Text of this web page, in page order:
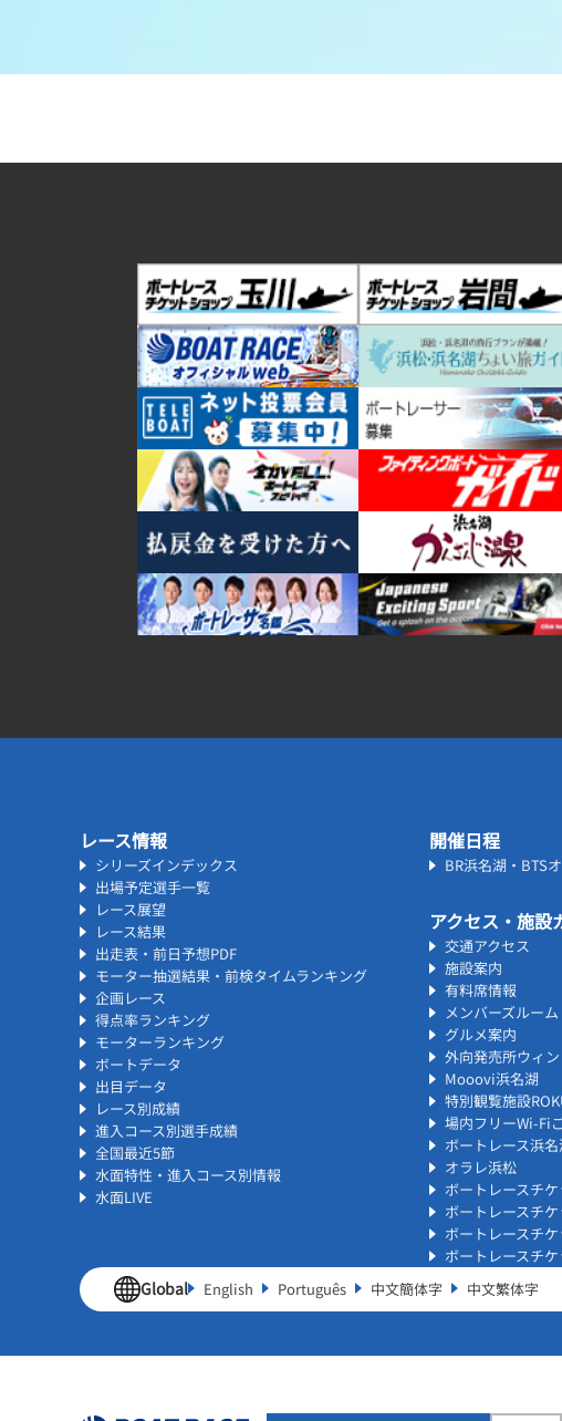
レース情報
シリーズインデックス
出場予定選手一覧
レース展望
レース結果
出走表・前日予想PDF
モーター抽選結果・前検タイムランキング
企画レース
得点率ランキング
モーターランキング
ボートデータ
出目データ
レース別成績
進入コース別選手成績
全国最近5節
水面特性・進入コース別情報
水面LIVE
開催日程
BR浜名湖・BTS
アクセス・施設
交通アクセス
施設案内
有料席情報
メンバーズルーム
グルメ案内
外向発売所ウィ
Mooovi浜名湖
特別観覧施設
場内フリーWi-Fi
ボートレース浜
オラレ浜松
ボートレースチ
ボートレースチ
ボートレースチ
ボートレースチ
Global English Português 中文簡体字 中文繁体字